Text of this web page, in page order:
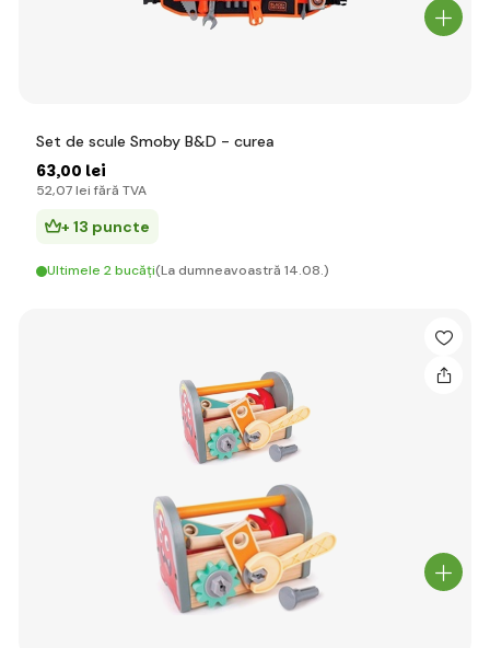
Set de scule Smoby B&D - curea
63,00 lei
52,07 lei fără TVA
+ 13 puncte
Ultimele 2 bucăți(La dumneavoastră 14.08.)